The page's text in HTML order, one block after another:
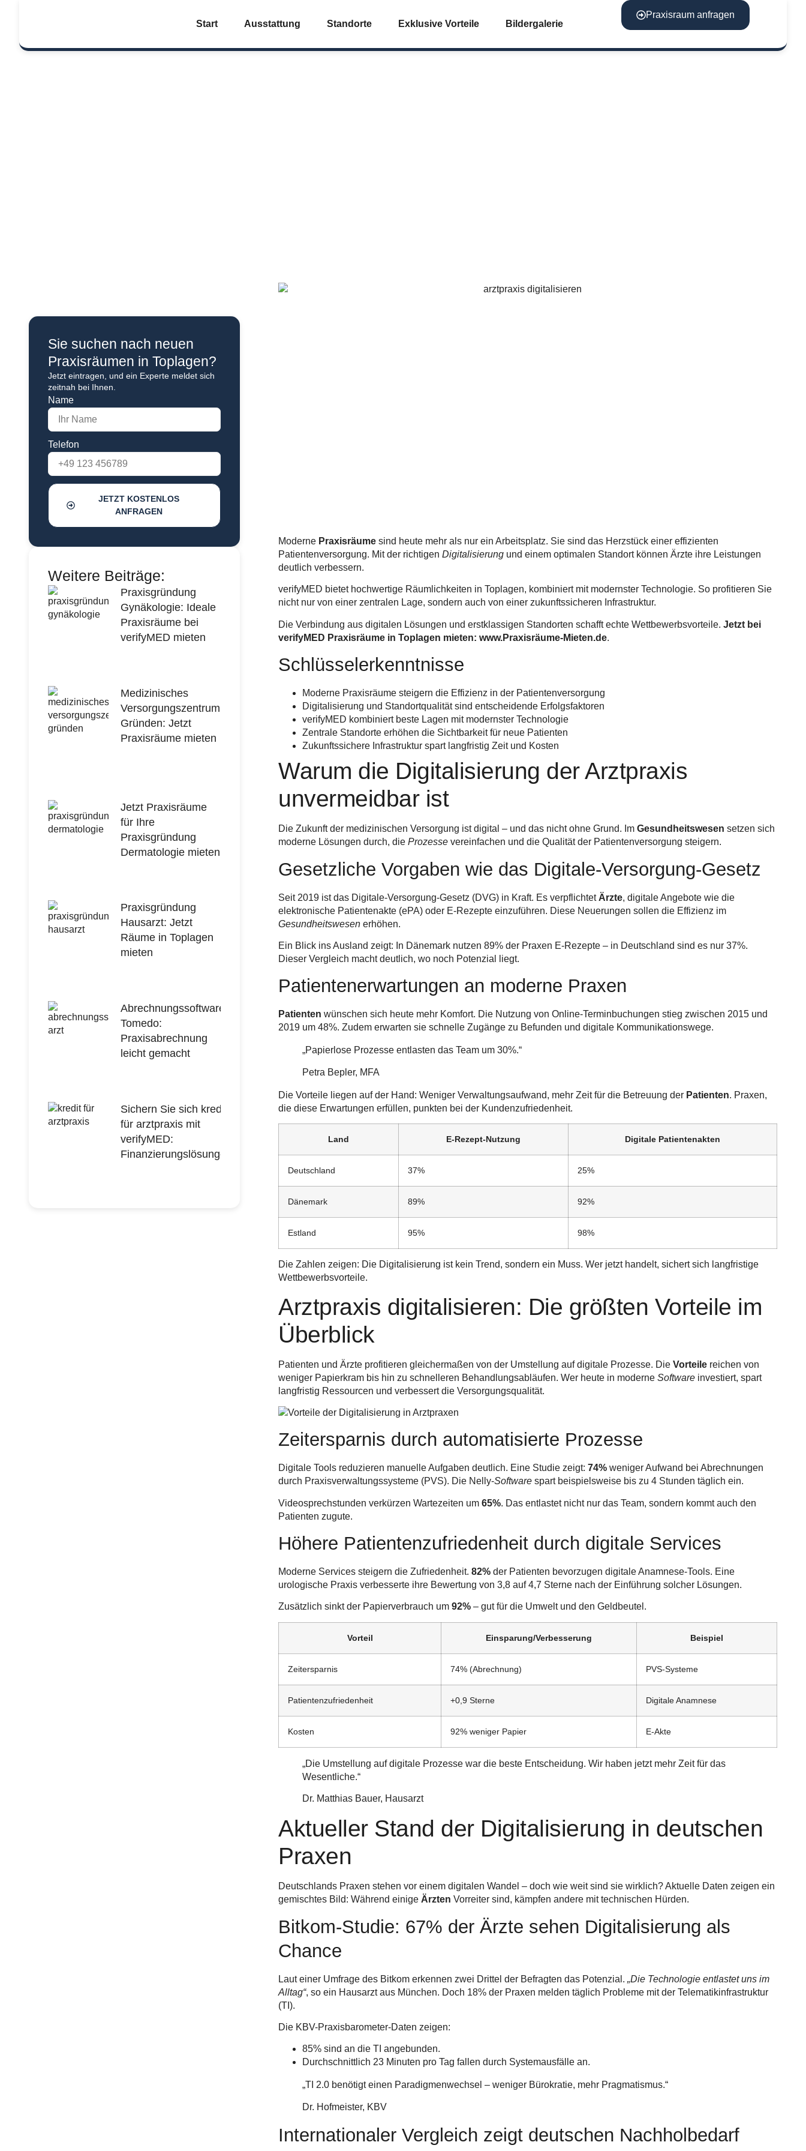
Start Ausstattung Standorte Exklusive Vorteile Bildergalerie
Praxisraum anfragen
Sie suchen nach neuen
Praxisräumen in Toplagen?
Jetzt eintragen, und ein Experte meldet sich
zeitnah bei Ihnen.
Name
Telefon
JETZT KOSTENLOS
ANFRAGEN
Weitere Beiträge:
Praxisgründung
Gynäkologie: Ideale
Praxisräume bei
verifyMED mieten
Medizinisches
Versorgungszentrum
Gründen: Jetzt
Praxisräume mieten
Jetzt Praxisräume
für Ihre
Praxisgründung
Dermatologie mieten
Praxisgründung
Hausarzt: Jetzt
Räume in Toplagen
mieten
Abrechnungssoftware
Tomedo:
Praxisabrechnung
leicht gemacht
Sichern Sie sich kredit
für arztpraxis mit
verifyMED:
Finanzierungslösungen
Moderne Praxisräume sind heute mehr als nur ein Arbeitsplatz. Sie sind das Herzstück einer effizienten
Patientenversorgung. Mit der richtigen Digitalisierung und einem optimalen Standort können Ärzte ihre Leistungen
deutlich verbessern.
verifyMED bietet hochwertige Räumlichkeiten in Toplagen, kombiniert mit modernster Technologie. So profitieren Sie
nicht nur von einer zentralen Lage, sondern auch von einer zukunftssicheren Infrastruktur.
Die Verbindung aus digitalen Lösungen und erstklassigen Standorten schafft echte Wettbewerbsvorteile. Jetzt bei
verifyMED Praxisräume in Toplagen mieten: www.Praxisräume-Mieten.de.
Schlüsselerkenntnisse
Moderne Praxisräume steigern die Effizienz in der Patientenversorgung
Digitalisierung und Standortqualität sind entscheidende Erfolgsfaktoren
verifyMED kombiniert beste Lagen mit modernster Technologie
Zentrale Standorte erhöhen die Sichtbarkeit für neue Patienten
Zukunftssichere Infrastruktur spart langfristig Zeit und Kosten
Warum die Digitalisierung der Arztpraxis
unvermeidbar ist
Die Zukunft der medizinischen Versorgung ist digital – und das nicht ohne Grund. Im Gesundheitswesen setzen sich
moderne Lösungen durch, die Prozesse vereinfachen und die Qualität der Patientenversorgung steigern.
Gesetzliche Vorgaben wie das Digitale-Versorgung-Gesetz
Seit 2019 ist das Digitale-Versorgung-Gesetz (DVG) in Kraft. Es verpflichtet Ärzte, digitale Angebote wie die
elektronische Patientenakte (ePA) oder E-Rezepte einzuführen. Diese Neuerungen sollen die Effizienz im
Gesundheitswesen erhöhen.
Ein Blick ins Ausland zeigt: In Dänemark nutzen 89% der Praxen E-Rezepte – in Deutschland sind es nur 37%.
Dieser Vergleich macht deutlich, wo noch Potenzial liegt.
Patientenerwartungen an moderne Praxen
Patienten wünschen sich heute mehr Komfort. Die Nutzung von Online-Terminbuchungen stieg zwischen 2015 und
2019 um 48%. Zudem erwarten sie schnelle Zugänge zu Befunden und digitale Kommunikationswege.
„Papierlose Prozesse entlasten das Team um 30%.“
Petra Bepler, MFA
Die Vorteile liegen auf der Hand: Weniger Verwaltungsaufwand, mehr Zeit für die Betreuung der Patienten. Praxen,
die diese Erwartungen erfüllen, punkten bei der Kundenzufriedenheit.
Land E-Rezept-Nutzung Digitale Patientenakten
Deutschland 37% 25%
Dänemark 89% 92%
Estland 95% 98%
Die Zahlen zeigen: Die Digitalisierung ist kein Trend, sondern ein Muss. Wer jetzt handelt, sichert sich langfristige
Wettbewerbsvorteile.
Arztpraxis digitalisieren: Die größten Vorteile im
Überblick
Patienten und Ärzte profitieren gleichermaßen von der Umstellung auf digitale Prozesse. Die Vorteile reichen von
weniger Papierkram bis hin zu schnelleren Behandlungsabläufen. Wer heute in moderne Software investiert, spart
langfristig Ressourcen und verbessert die Versorgungsqualität.
Zeitersparnis durch automatisierte Prozesse
Digitale Tools reduzieren manuelle Aufgaben deutlich. Eine Studie zeigt: 74% weniger Aufwand bei Abrechnungen
durch Praxisverwaltungssysteme (PVS). Die Nelly-Software spart beispielsweise bis zu 4 Stunden täglich ein.
Videosprechstunden verkürzen Wartezeiten um 65%. Das entlastet nicht nur das Team, sondern kommt auch den
Patienten zugute.
Höhere Patientenzufriedenheit durch digitale Services
Moderne Services steigern die Zufriedenheit. 82% der Patienten bevorzugen digitale Anamnese-Tools. Eine
urologische Praxis verbesserte ihre Bewertung von 3,8 auf 4,7 Sterne nach der Einführung solcher Lösungen.
Zusätzlich sinkt der Papierverbrauch um 92% – gut für die Umwelt und den Geldbeutel.
Vorteil Einsparung/Verbesserung Beispiel
Zeitersparnis 74% (Abrechnung) PVS-Systeme
Patientenzufriedenheit +0,9 Sterne Digitale Anamnese
Kosten 92% weniger Papier E-Akte
„Die Umstellung auf digitale Prozesse war die beste Entscheidung. Wir haben jetzt mehr Zeit für das
Wesentliche.“
Dr. Matthias Bauer, Hausarzt
Aktueller Stand der Digitalisierung in deutschen
Praxen
Deutschlands Praxen stehen vor einem digitalen Wandel – doch wie weit sind sie wirklich? Aktuelle Daten zeigen ein
gemischtes Bild: Während einige Ärzten Vorreiter sind, kämpfen andere mit technischen Hürden.
Bitkom-Studie: 67% der Ärzte sehen Digitalisierung als
Chance
Laut einer Umfrage des Bitkom erkennen zwei Drittel der Befragten das Potenzial. „Die Technologie entlastet uns im
Alltag“, so ein Hausarzt aus München. Doch 18% der Praxen melden täglich Probleme mit der Telematikinfrastruktur
(TI).
Die KBV-Praxisbarometer-Daten zeigen:
85% sind an die TI angebunden.
Durchschnittlich 23 Minuten pro Tag fallen durch Systemausfälle an.
„TI 2.0 benötigt einen Paradigmenwechsel – weniger Bürokratie, mehr Pragmatismus.“
Dr. Hofmeister, KBV
Internationaler Vergleich zeigt deutschen Nachholbedarf